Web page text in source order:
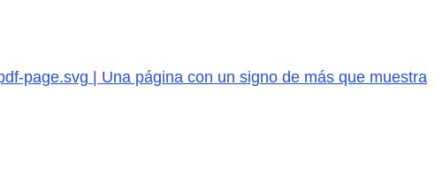
page.svg | Una página con un signo de más que muestra